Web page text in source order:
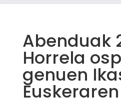
Abenduak
Horrela
genuen